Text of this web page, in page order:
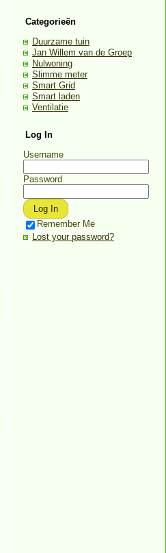
Categorieën
Duurzame tuin
Jan Willem van de Groep
Nulwoning
Slimme meter
Smart Grid
Smart laden
Ventilatie
Log In
Username
Password
Remember Me
Lost your password?